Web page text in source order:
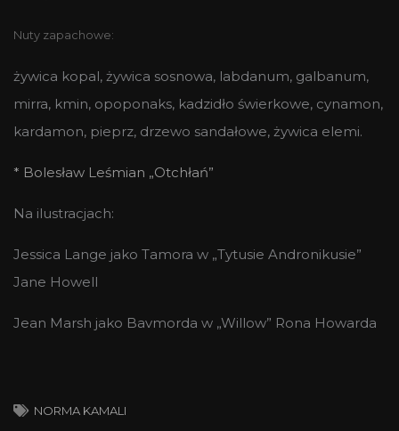
Nuty zapachowe:
żywica kopal, żywica sosnowa, labdanum, galbanum,
mirra, kmin, opoponaks, kadzidło świerkowe, cynamon,
kardamon, pieprz, drzewo sandałowe, żywica elemi.
* Bolesław Leśmian „Otchłań”
Na ilustracjach:
Jessica Lange jako Tamora w „Tytusie Andronikusie”
Jane Howell
Jean Marsh jako Bavmorda w „Willow” Rona Howarda
NORMA KAMALI